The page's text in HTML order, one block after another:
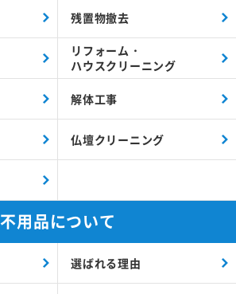
残置物撤去
リフォーム・
ハウスクリーニング
解体工事
仏壇クリーニング
不用品について
選ばれる理由